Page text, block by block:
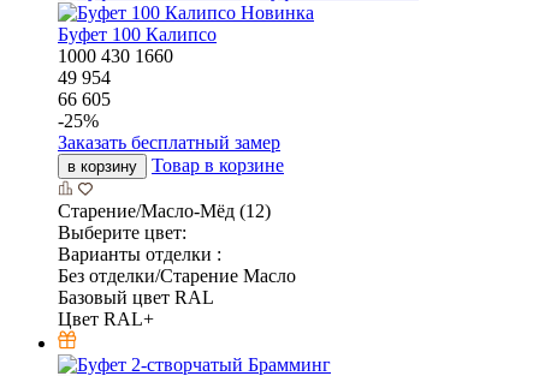
Новинка
Буфет 100 Калипсо
1000 430 1660
49 954
66 605
-25%
Заказать бесплатный замер
в корзину Товар в корзине
Старение/Масло-Мёд (12)
Выберите цвет:
Варианты отделки :
Без отделки/Старение Масло
Базовый цвет RAL
Цвет RAL+